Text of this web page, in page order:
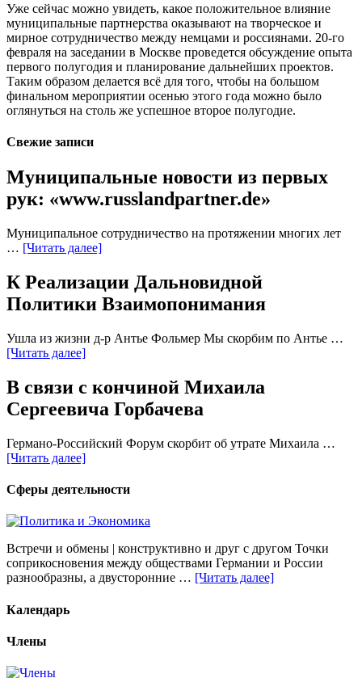
Уже сейчас можно увидеть, какое положительное влияние
муниципальные партнерства оказывают на творческое и
мирное сотрудничество между немцами и россиянами. 20-го
февраля на заседании в Москве проведется обсуждение опыта
первого полугодия и планирование дальнейших проектов.
Таким образом делается всё для того, чтобы на большом
финальном мероприятии осенью этого года можно было
оглянуться на столь же успешное второе полугодие.
Свежие записи
Муниципальные новости из первых
рук: «www.russlandpartner.de»
Муниципальное сотрудничество на протяжении многих лет
… [Читать далее]
К Реализации Дальновидной
Политики Взаимопонимания
Ушла из жизни д-р Антье Фольмер Мы скорбим по Антье …
[Читать далее]
В связи с кончиной Михаила
Сергеевича Горбачева
Германо-Российский Форум скорбит об утрате Михаила …
[Читать далее]
Сферы деятельности
Встречи и обмены | конструктивно и друг с другом Точки
соприкосновения между обществами Германии и России
разнообразны, а двусторонние … [Читать далее]
Календарь
Члены